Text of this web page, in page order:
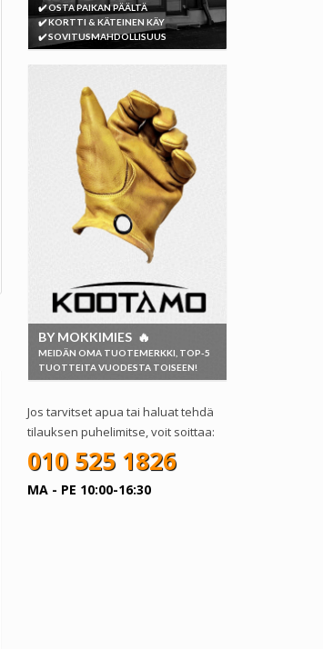
✔️ OSTA PAIKAN PÄÄLTÄ
✔️ KORTTI & KÄTEINEN KÄY
✔️ SOVITUSMAHDOLLISUUS
BY MOKKIMIES 🔥
MEIDÄN OMA TUOTEMERKKI, TOP-5
TUOTTEITA VUODESTA TOISEEN!
Jos tarvitset apua tai haluat tehdä
tilauksen puhelimitse, voit soittaa:
010 525 1826
MA - PE 10:00-16:30